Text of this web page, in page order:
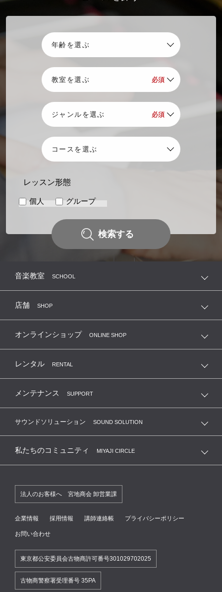
レッスン形態
個人 グループ
検索する
音楽教室 SCHOOL
店舗 SHOP
オンラインショップ ONLINE SHOP
レンタル RENTAL
メンテナンス SUPPORT
サウンドソリューション SOUND SOLUTION
私たちのコミュニティ MIYAJI CIRCLE
法人のお客様へ 宮地商会 卸営業課
企業情報 採用情報 講師連絡帳 プライバシーポリシー
お問い合わせ
東京都公安委員会古物商許可番号301029702025
古物商警察署受理番号 35PA